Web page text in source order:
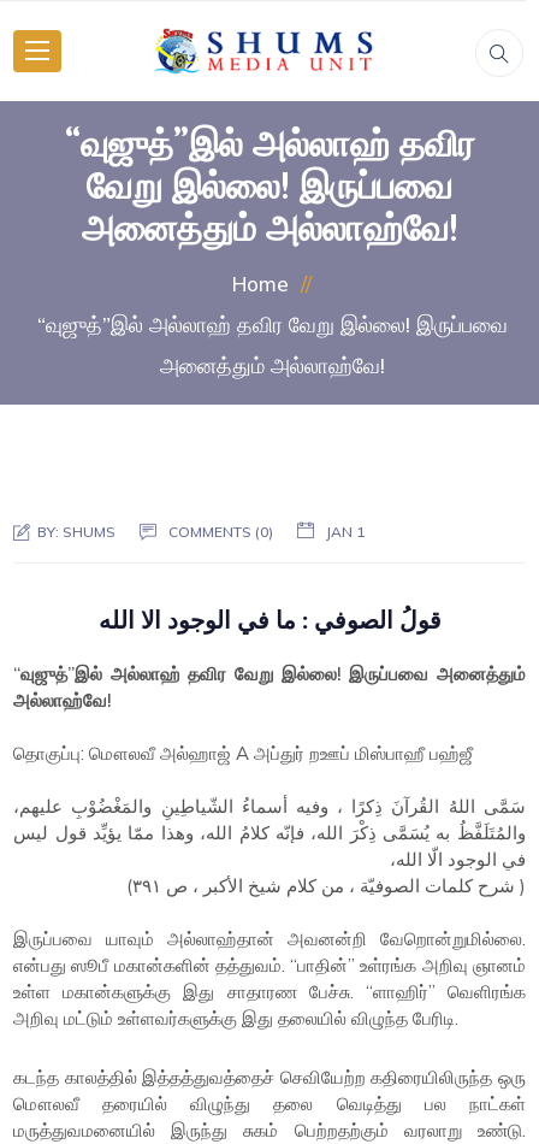
“வுஜுத்”இல் அல்லாஹ் தவிர
வேறு இல்லை! இருப்பவை
அனைத்தும் அல்லாஹ்வே!
Home
“வுஜுத்”இல் அல்லாஹ் தவிர வேறு இல்லை! இருப்பவை
அனைத்தும் அல்லாஹ்வே!
BY: SHUMS COMMENTS (0) JAN 1
قولُ الصوفي : ما في الوجود الا الله
“வுஜுத்”இல் அல்லாஹ் தவிர வேறு இல்லை! இருப்பவை அனைத்தும்
அல்லாஹ்வே!
தொகுப்பு: மௌலவீ அல்ஹாஜ் A அப்துர் றஊப் மிஸ்பாஹீ பஹ்ஜீ
سَمَّى اللهُ القُرآنَ ذِكرًا ، وفيه أسماءُ الشّياطِينِ والمَغْضُوْبِ عليهم،
والمُتَلَفَّظُ به يُسَمَّى ذِكْرَ الله، فإنّه كلامُ الله، وهذا ممّا يؤيِّد قول ليس
في الوجود الّا الله،
( شرح كلمات الصوفيّة ، من كلام شيخ الأكبر ، ص ٣٩١)
இருப்பவை யாவும் அல்லாஹ்தான் அவனன்றி வேறொன்றுமில்லை.
என்பது ஸூபீ மகான்களின் தத்துவம். “பாதின்” உள்ரங்க அறிவு ஞானம்
உள்ள மகான்களுக்கு இது சாதாரண பேச்சு. “ளாஹிர்” வெளிரங்க
அறிவு மட்டும் உள்ளவர்களுக்கு இது தலையில் விழுந்த பேரிடி.
கடந்த காலத்தில் இத்தத்துவத்தைச் செவியேற்ற கதிரையிலிருந்த ஒரு
மௌலவீ தரையில் விழுந்து தலை வெடித்து பல நாட்கள்
மருத்துவமனையில் இருந்து சுகம் பெற்றதற்கும் வரலாறு உண்டு.